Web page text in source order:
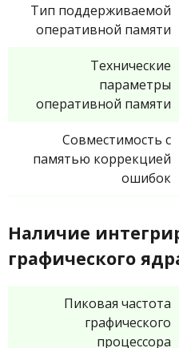
Тип поддерживаемой
оперативной памяти
Технические
параметры
оперативной памяти
Совместимость с
памятью коррекцией
ошибок
Наличие
графического
Пиковая частота
графического
процессора